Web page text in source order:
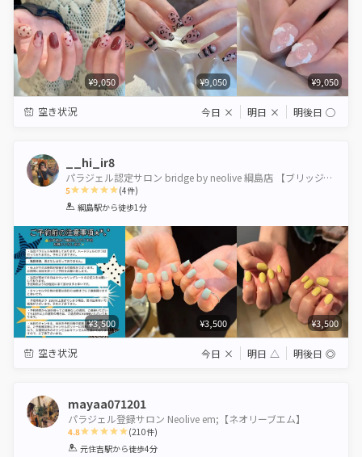
¥9,050 ¥9,050 ¥9,050
空き状況 今日 × 明日 × 明後日 ◯
__hi_ir8
パラジェル認定サロン bridge by neolive 綱島店 【ブリッジバイネオリーブ】
5
1 2 3 4 5
(4件)
綱島駅から徒歩1分
¥3,500 ¥3,500 ¥3,500
空き状況 今日 × 明日 △ 明後日 ◎
mayaa071201
パラジェル登録サロン Neolive em;【ネオリーブエム】
4.8
1 2 3 4 5
(210件)
元住吉駅から徒歩4分